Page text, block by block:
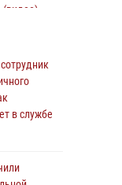
троих
в баре
в Москве
в службе